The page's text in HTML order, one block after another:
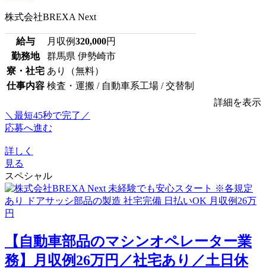
株式会社BREXA Next
給与 月収例320,000円
勤務地
群馬県 伊勢崎市
寮・社宅 あり（無料）
仕事内容 検査・運搬 / 自動車系工場 / 交替制
詳細を表示
＼最短45秒で完了／
応募へ進む
詳しく
見る
スペシャル
【自動車部品のマシンオペレーター業
務】月収例26万円／社宅あり／土日休